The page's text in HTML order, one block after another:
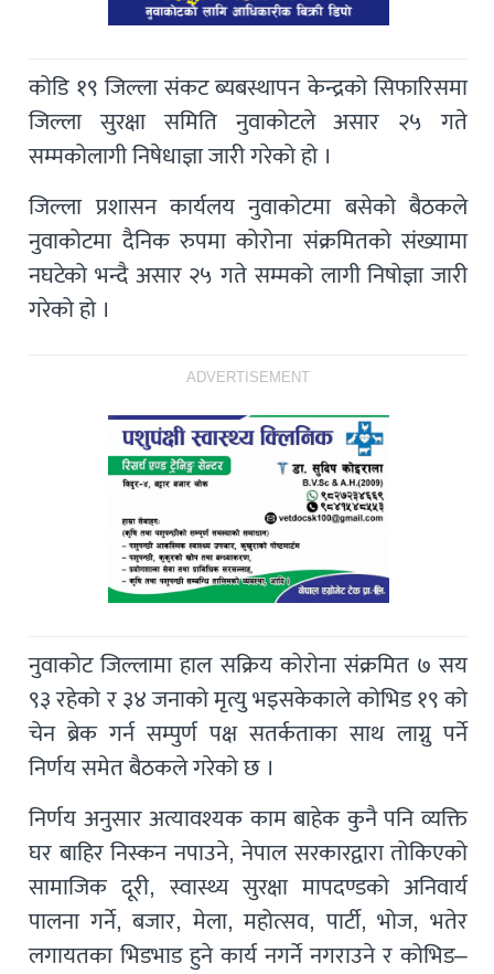
कोडि १९ जिल्ला संकट ब्यबस्थापन केन्द्रको सिफारिसमा
जिल्ला सुरक्षा समिति नुवाकोटले असार २५ गते
सम्मकोलागी निषेधाज्ञा जारी गरेको हो ।
जिल्ला प्रशासन कार्यलय नुवाकोटमा बसेको बैठकले
नुवाकोटमा दैनिक रुपमा कोरोना संक्रमितको संख्यामा
नघटेको भन्दै असार २५ गते सम्मको लागी निषोज्ञा जारी
गरेको हो ।
ADVERTISEMENT
नुवाकोट जिल्लामा हाल सक्रिय कोरोना संक्रमित ७ सय
९३ रहेको र ३४ जनाको मृत्यु भइसकेकाले कोभिड १९ को
चेन ब्रेक गर्न सम्पुर्ण पक्ष सतर्कताका साथ लाग्नु पर्ने
निर्णय समेत बैठकले गरेको छ ।
निर्णय अनुसार अत्यावश्यक काम बाहेक कुनै पनि व्यक्ति
घर बाहिर निस्कन नपाउने, नेपाल सरकारद्वारा तोकिएको
सामाजिक दूरी, स्वास्थ्य सुरक्षा मापदण्डको अनिवार्य
पालना गर्ने, बजार, मेला, महोत्सव, पार्टी, भोज, भतेर
लगायतका भिडभाड हुने कार्य नगर्ने नगराउने र कोभिड–